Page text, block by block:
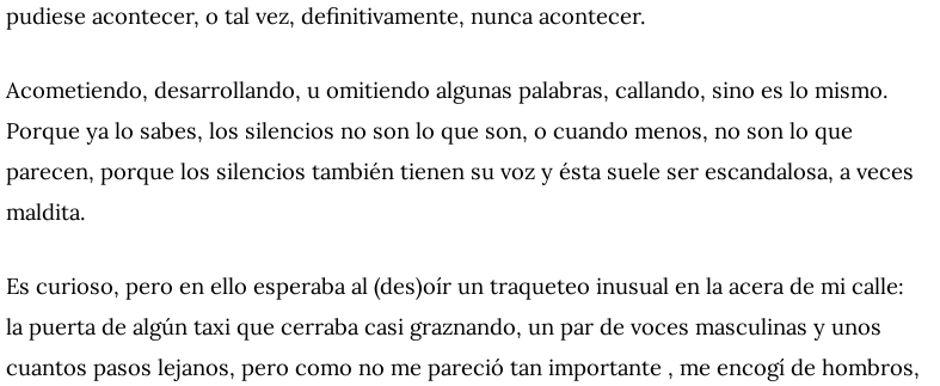
pudiese acontecer, o tal vez, definitivamente, nunca acontecer.
Acometiendo, desarrollando, u omitiendo algunas palabras, callando, sino es lo mismo.
Porque ya lo sabes, los silencios no son lo que son, o cuando menos, no son lo que
parecen, porque los silencios también tienen su voz y ésta suele ser escandalosa, a veces
maldita.
Es curioso, pero en ello esperaba al (des)oír un traqueteo inusual en la acera de mi calle:
la puerta de algún taxi que cerraba casi graznando, un par de voces masculinas y unos
cuantos pasos lejanos, pero como no me pareció tan importante , me encogí de hombros,